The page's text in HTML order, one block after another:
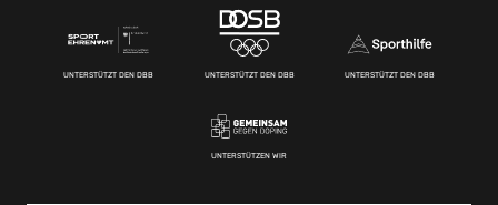
UNTERSTÜTZT DEN DBB UNTERSTÜTZT DEN DBB UNTERSTÜTZT DEN DBB
UNTERSTÜTZEN WIR